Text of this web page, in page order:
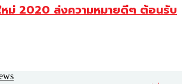
หม่ 2020 ส่งความหมายดีๆ ต้อนรับ